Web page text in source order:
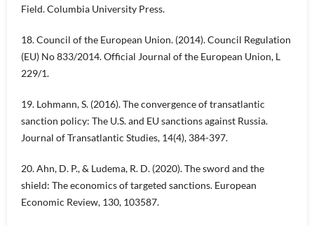
Field. Columbia University Press.
18. Council of the European Union. (2014). Council Regulation
(EU) No 833/2014. Official Journal of the European Union, L
229/1.
19. Lohmann, S. (2016). The convergence of transatlantic
sanction policy: The U.S. and EU sanctions against Russia.
Journal of Transatlantic Studies, 14(4), 384-397.
20. Ahn, D. P., & Ludema, R. D. (2020). The sword and the
shield: The economics of targeted sanctions. European
Economic Review, 130, 103587.